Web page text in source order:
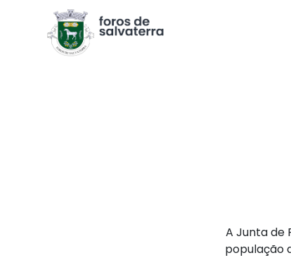
A Junta de
população